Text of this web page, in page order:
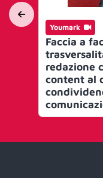
Youmark
Faccia a
redazione
content al
Nuovi
nuovi